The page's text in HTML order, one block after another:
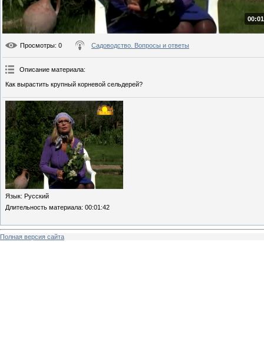
Просмотры: 0 Садоводство. Вопросы и ответы
Описание материала:
Как вырастить крупный корневой сельдерей?
Язык: Русский
Длительность материала: 00:01:42
Полная версия сайта